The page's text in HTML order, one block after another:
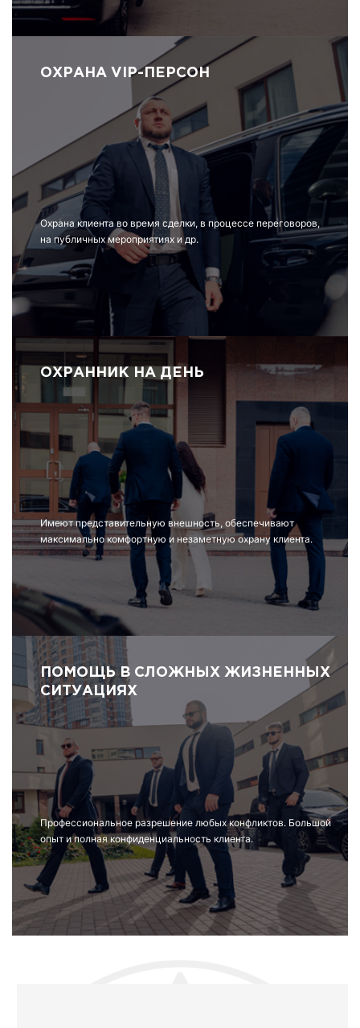
ОХРАНА VIP-ПЕРСОН
Охрана клиента во время сделки, в процессе переговоров,
на публичных мероприятиях и др.
ОХРАННИК НА ДЕНЬ
Имеют представительную внешность, обеспечивают
максимально комфортную и незаметную охрану клиента.
ПОМОЩЬ В СЛОЖНЫХ ЖИЗНЕННЫХ
СИТУАЦИЯХ
Профессиональное разрешение любых конфликтов. Большой
опыт и полная конфиденциальность клиента.